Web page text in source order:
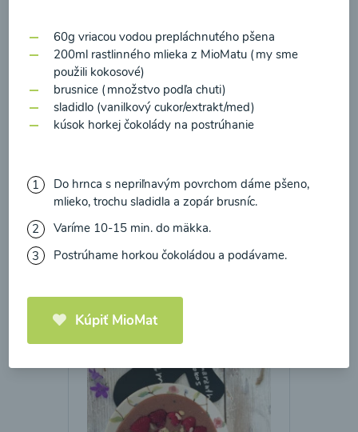
Brokolicové cappuccino
00:25 Zobraziť
Načítať ďalšie
60g vriacou vodou prepláchnutého pšena
200ml rastlinného mlieka z MioMatu (my sme
použili kokosové)
brusnice (množstvo podľa chuti)
sladidlo (vanilkový cukor/extrakt/med)
kúsok horkej čokolády na postrúhanie
Do hrnca s nepriľnavým povrchom dáme pšeno,
mlieko, trochu sladidla a zopár brusníc.
Varíme 10-15 min. do mäkka.
Postrúhame horkou čokoládou a podávame.
Kúpiť MioMat
informácie o Ochrane osobných
údajova súhlasím s nimi.